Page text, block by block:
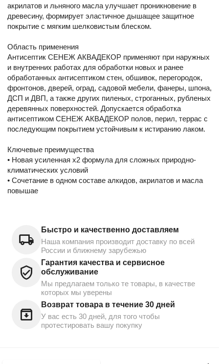
акрилатов и льняного масла улучшает проникновение в
древесину, формирует эластичное дышащее защитное
покрытие с мягким шелковистым блеском.
Область применения
Антисептик СЕНЕЖ АКВАДЕКОР применяют при наружных
и внутренних работах для обработки новых и ранее
обработанных антисептиком стен, обшивок, перегородок,
фронтонов, дверей, оград, садовой мебели, фанеры, шпона,
ДСП и ДВП, а также других пиленых, строганных, рубленых
деревянных поверхностей. Допускается обработка
антисептиком СЕНЕЖ АКВАДЕКОР полов, перил, террас с
последующим покрытием устойчивым к истиранию лаком.
Ключевые преимущества
• Новая усиленная х2 формула для сложных природно-
климатических условий
• Сочетание в одном составе алкидов, акрилатов и масла
повышае
Быстро и качественно доставляем
Наша компания производит доставку по всей
России и ближнему зарубежью
Гарантия качества и сервисное
обслуживание
Мы предлагаем только те товары, в качестве
которых мы уверены
Возврат товара в течение 30 дней
У вас есть 30 дней, для того чтобы
протестировать вашу покупку